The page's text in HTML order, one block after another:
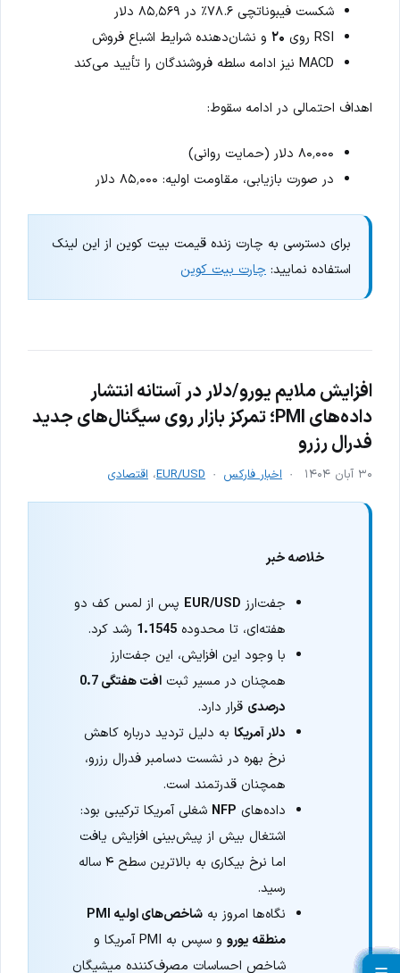
شکست فیبوناتچی ۷۸.۶٪ در ۸۵٬۵۶۹ دلار
RSI روی
۲۰ و نشان‌دهنده شرایط اشباع فروش
MACD نیز ادامه سلطه فروشندگان را تأیید می‌کند
اهداف احتمالی در ادامه سقوط:
۸۰٬۰۰۰ دلار (حمایت روانی)
در صورت بازیابی، مقاومت اولیه: ۸۵٬۰۰۰ دلار
برای دسترسی به چارت زنده قیمت بیت کوین از این لینک
استفاده نمایید: چارت بیت کوین
افزایش ملایم یورو/دلار در آستانه انتشار
داده‌های PMI؛ تمرکز بازار روی سیگنال‌های جدید
فدرال رزرو
۳۰ آبان ۱۴۰۴ اخبار فارکس EUR/USD، اقتصادی
خلاصه خبر
جفت‌ارز EUR/USD پس از لمس کف دو
هفته‌ای، تا محدوده1.1545 رشد کرد.
با وجود این افزایش، این جفت‌ارز
همچنان در مسیر ثبت
افت هفتگی 0.7
درصدی قرار دارد.
دلار آمریکا به دلیل تردید درباره کاهش
نرخ بهره در نشست دسامبر فدرال رزرو،
همچنان قدرتمند است.
داده‌های NFP شغلی آمریکا ترکیبی بود:
اشتغال بیش از پیش‌بینی افزایش یافت
اما نرخ بیکاری به بالاترین سطح ۴ ساله
رسید.
نگاه‌ها امروز به
شاخص‌های اولیه PMI
منطقه یورو
و سپس به PMI آمریکا و
شاخص احساسات مصرف‌کننده میشیگان